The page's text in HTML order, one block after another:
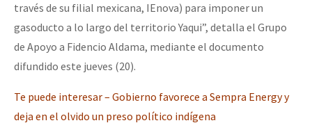
través de su filial mexicana, IEnova) para imponer un
gasoducto a lo largo del territorio Yaqui”, detalla el Grupo
de Apoyo a Fidencio Aldama, mediante el documento
difundido este jueves (20).
Te puede interesar – Gobierno favorece a Sempra Energy y
deja en el olvido un preso político indígena